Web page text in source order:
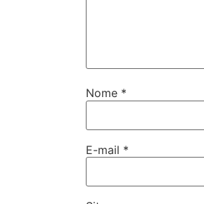
Nome *
E-mail *